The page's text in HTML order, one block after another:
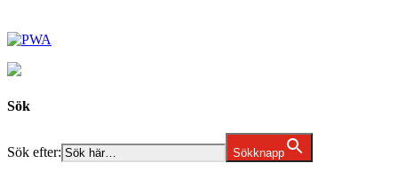
Sök
Sök efter: Sökknapp